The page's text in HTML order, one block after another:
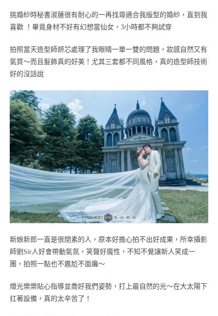
挑婚紗時秘書淑蓮很有耐心的一再找尋適合我版型的婚紗，直到我
喜歡 ！畢竟身材不好有幻想當仙女，3小時都不夠試穿
拍照當天造型師妍芯處理了我眼睛一單一雙的問題，妝感自然又有
氣質～而且髮飾真的好美！尤其三套都不同風格，真的造型師技術
好的沒話說
新娘新郎一直是很閉素的人，原本好擔心拍不出好成果，所幸攝影
師劉Sir人好會帶動氣氛，笑聲好魔性，不知不覺讓新人笑成一
團，拍照一點也不尷尬不面癱～
燈光樂樂貼心指導並喬好我們姿勢，打上最自然的光～在大太陽下
扛著設備，真的太辛苦了！